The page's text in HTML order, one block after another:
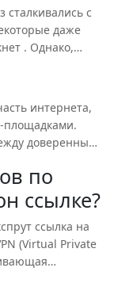
сталкивались с
даже
. Однако,
к
что такое
а также
а
будет
интернета,
площадками.
доверенными
сети от
для каждого
не
быть отслежены.
по
ссылке?
ссылка на
(Virtual Private